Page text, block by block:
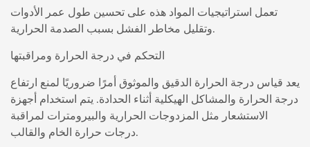
تعمل استراتيجيات المواد هذه على تحسين طول عمر الأدوات
وتقليل مخاطر الفشل بسبب الصدمة الحرارية.
التحكم في درجة الحرارة ومراقبتها
يعد قياس درجة الحرارة الدقيق والموثوق أمرًا ضروريًا لمنع ارتفاع
درجة الحرارة والمشاكل الهيكلية أثناء الحدادة. يتم استخدام أجهزة
الاستشعار مثل المزدوجات الحرارية والبيرومترات لمراقبة
درجات حرارة الخام والقالب.